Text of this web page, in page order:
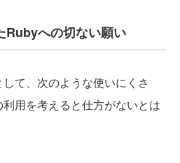
Rubyへの切ない願い
て、次のような使いにくさ
利用を考えると仕方がないとは